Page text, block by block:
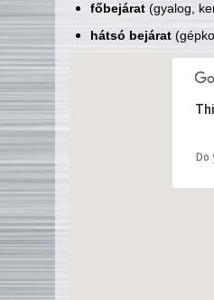
főbejárat(gyalog,
hátsó bejárat